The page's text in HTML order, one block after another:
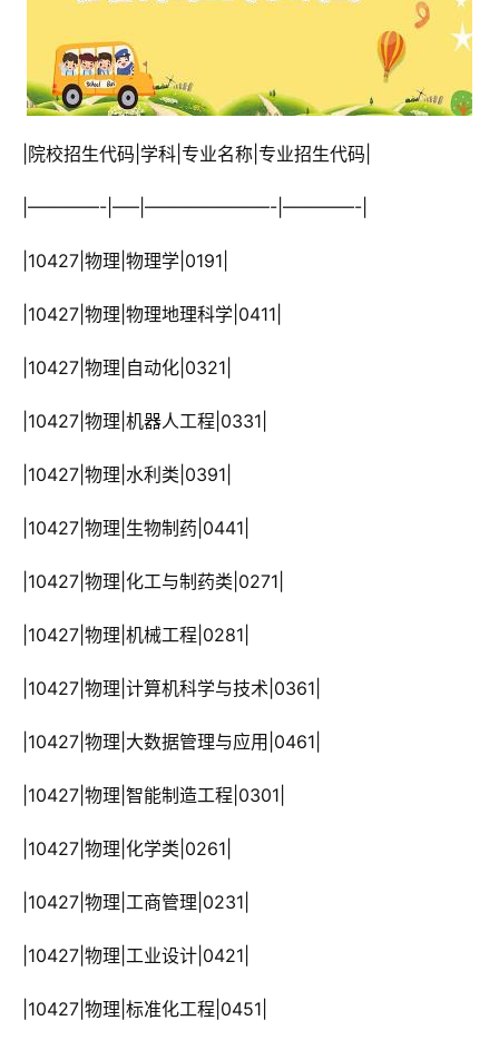
|院校招生代码|学科|专业名称|专业招生代码|
|————-|—–|———————-|————-|
|10427|物理|物理学|0191|
|10427|物理|物理地理科学|0411|
|10427|物理|自动化|0321|
|10427|物理|机器人工程|0331|
|10427|物理|水利类|0391|
|10427|物理|生物制药|0441|
|10427|物理|化工与制药类|0271|
|10427|物理|机械工程|0281|
|10427|物理|计算机科学与技术|0361|
|10427|物理|大数据管理与应用|0461|
|10427|物理|智能制造工程|0301|
|10427|物理|化学类|0261|
|10427|物理|工商管理|0231|
|10427|物理|工业设计|0421|
|10427|物理|标准化工程|0451|